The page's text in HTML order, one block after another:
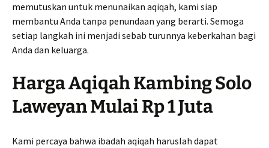
memutuskan untuk menunaikan aqiqah, kami siap
membantu Anda tanpa penundaan yang berarti. Semoga
setiap langkah ini menjadi sebab turunnya keberkahan bagi
Anda dan keluarga.
Harga Aqiqah Kambing Solo
Laweyan Mulai Rp 1 Juta
Kami percaya bahwa ibadah aqiqah haruslah dapat